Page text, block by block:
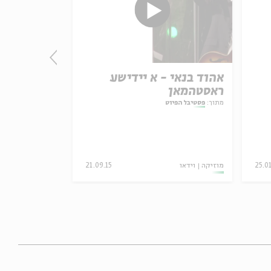
אהוד בנאי - א יידישע
ראסטהמאן
מתוך: פסטיבל הפיוט
מוזיקה וידאו 21.09.15